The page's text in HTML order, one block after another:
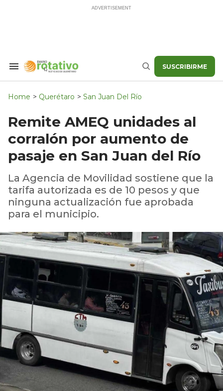
Search
Navigation
Buscar SUSCRIBIRME
Home > Querétaro > San Juan Del Río
Remite AMEQ unidades al
corralón por aumento de
pasaje en San Juan del Río
La Agencia de Movilidad sostiene que la
tarifa autorizada es de 10 pesos y que
ninguna actualización fue aprobada
para el municipio.